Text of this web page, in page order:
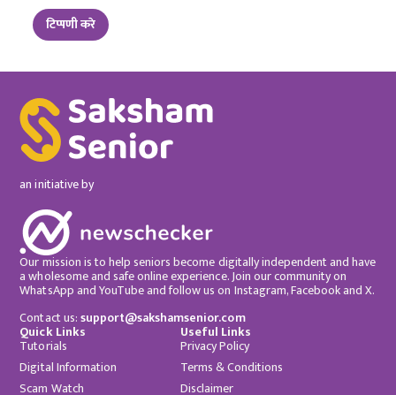
an initiative by
Our mission is to help seniors become digitally independent and have
a wholesome and safe online experience. Join our community on
WhatsApp and YouTube and follow us on Instagram, Facebook and X.
Contact us:support@sakshamsenior.com
Quick Links
Tutorials
Digital Information
Scam Watch
Useful Links
Privacy Policy
Terms & Conditions
Disclaimer